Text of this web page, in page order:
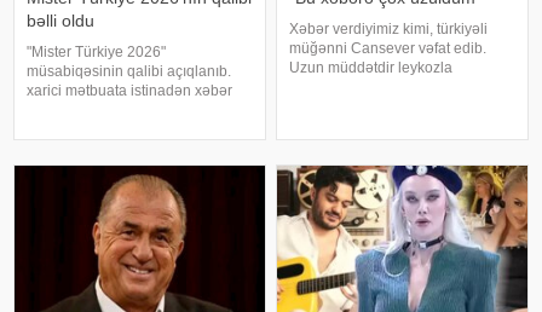
bəlli oldu
"Mister Türkiye 2026"
müsabiqəsinin qalibi açıqlanıb.
xarici mətbuata istinadən xəbər
Navdar birinci olaraq "Miste
Xəbər verdiyimiz kimi, türkiyəli
müğənni Cansever vəfat edib.
Uzun müddətdir leykozla
ilə bağl